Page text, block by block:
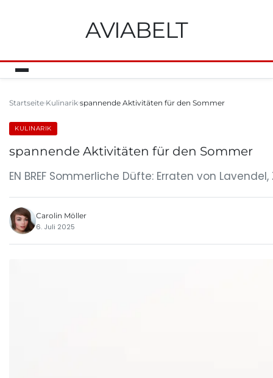
AVIABELT
Startseite Kulinarik spannende Aktivitäten für den Sommer
KULINARIK
spannende Aktivitäten für den Sommer
EN BREF Sommerliche Düfte: Erraten von
Carolin Möller
6. Juli 2025